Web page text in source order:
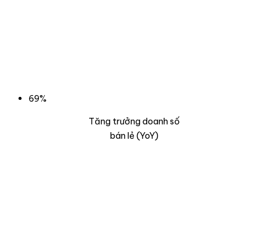
69%
Tăng trưởng doanh số
bán lẻ (YoY)